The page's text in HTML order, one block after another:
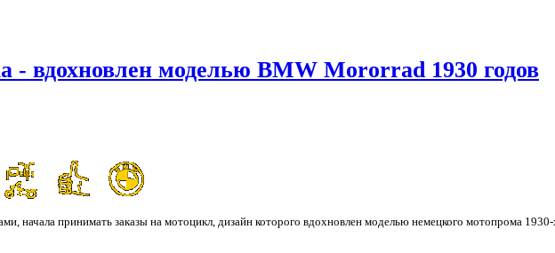
- вдохновлен моделью BMW Mororrad 1930 годов
начала принимать заказы на мотоцикл, дизайн которого вдохновлен моделью немецкого мотопрома 1930-